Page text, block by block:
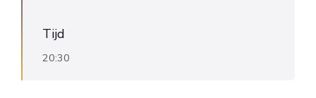
Tijd
20:30